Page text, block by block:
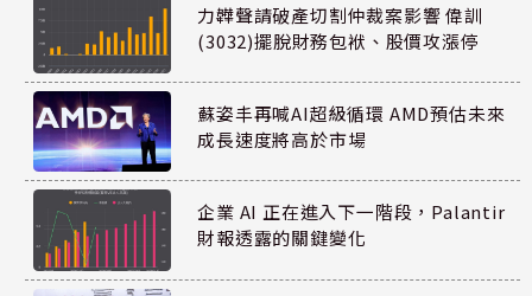
力韡聲請破產切割仲裁案影響 偉訓
(3032)擺脫財務包袱、股價攻漲停
蘇姿丰再喊AI超級循環 AMD預估未來
成長速度將高於市場
企業 AI 正在進入下一階段，Palantir
財報透露的關鍵變化